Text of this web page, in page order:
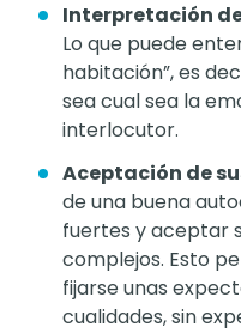
Interpretación
Lo que puede
habitación”, es
sea cual sea la
interlocutor.
Aceptación de
de una buena
fuertes y aceptar
complejos. Esto
fijarse unas
cualidades, sin